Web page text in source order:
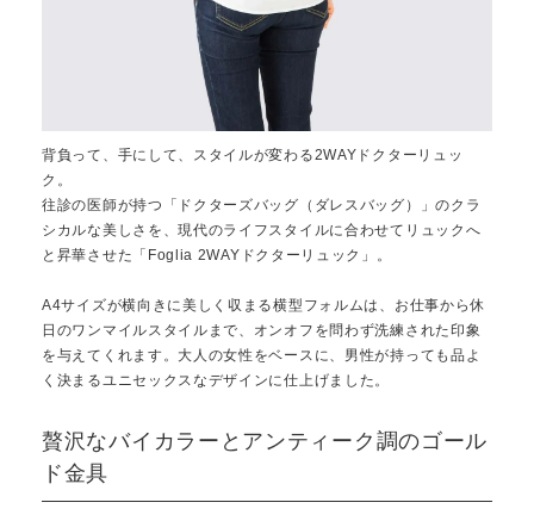
背負って、手にして、スタイルが変わる2WAYドクターリュッ
ク。
往診の医師が持つ「ドクターズバッグ（ダレスバッグ）」のクラ
シカルな美しさを、現代のライフスタイルに合わせてリュックへ
と昇華させた「Foglia 2WAYドクターリュック」。
A4サイズが横向きに美しく収まる横型フォルムは、お仕事から休
日のワンマイルスタイルまで、オンオフを問わず洗練された印象
を与えてくれます。大人の女性をベースに、男性が持っても品よ
く決まるユニセックスなデザインに仕上げました。
贅沢なバイカラーとアンティーク調のゴール
ド金具